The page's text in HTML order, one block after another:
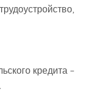
кредита –